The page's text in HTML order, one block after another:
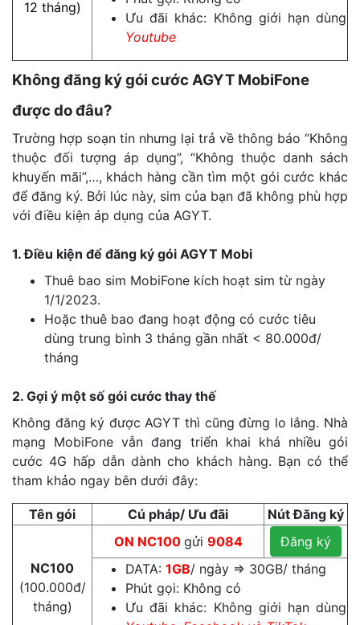
12 tháng)
Ưu đãi khác: Không giới hạn dùng
Youtube
Không đăng ký gói cước AGYT MobiFone
được do đâu?
Trường hợp soạn tin nhưng lại trả về thông báo “Không
thuộc đối tượng áp dụng”, “Không thuộc danh sách
khuyến mãi”,…, khách hàng cần tìm một gói cước khác
để đăng ký. Bởi lúc này, sim của bạn đã không phù hợp
với điều kiện áp dụng của AGYT.
1. Điều kiện để đăng ký gói AGYT Mobi
Thuê bao sim MobiFone kích hoạt sim từ ngày
1/1/2023.
Hoặc thuê bao đang hoạt động có cước tiêu
dùng trung bình 3 tháng gần nhất < 80.000đ/
tháng
2. Gợi ý một số gói cước thay thế
Không đăng ký được AGYT thì cũng đừng lo lắng. Nhà
mạng MobiFone vẫn đang triển khai khá nhiều gói
cước 4G hấp dẫn dành cho khách hàng. Bạn có thể
tham khảo ngay bên dưới đây:
Tên gói Cú pháp/ Ưu đãi Nút Đăng ký
NC100
(100.000đ/
tháng)
ON NC100 gửi 9084
Đăng ký
DATA: 1GB/ ngày ⇒ 30GB/ tháng
Phút gọi: Không có
Ưu đãi khác: Không giới hạn dùng